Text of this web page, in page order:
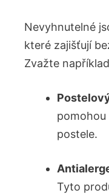
Nevyhnutelné
které zajišťují
Zvažte
‍postele.
Tyto